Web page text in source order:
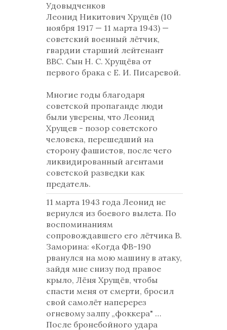
Удовыдченков
Леонид Никитович Хрущёв (10
ноября 1917 — 11 марта 1943) —
советский военный лётчик,
гвардии старший лейтенант
ВВС. Сын Н. С. Хрущёва от
первого брака с Е. И. Писаревой.
Многие годы благодаря
советской пропаганде люди
были уверены, что Леонид
Хрущев - позор советского
человека, перешедший на
сторону фашистов, после чего
ликвидированный агентами
советской разведки как
предатель.
11 марта 1943 года Леонид не
вернулся из боевого вылета. По
воспоминаниям
сопровождавшего его лётчика В.
Заморина: «Когда ФВ-190
рванулся на мою машину в атаку,
зайдя мне снизу под правое
крыло, Лёня Хрущёв, чтобы
спасти меня от смерти, бросил
свой самолёт наперерез
огневому залпу „фоккера" …
После бронебойного удара